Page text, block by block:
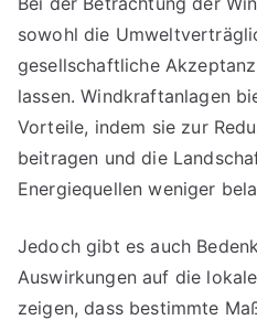
sowohl die
gesellschaftliche
lassen. Windkraftanlagen
Vorteile, indem sie zur
beitragen und die
Energiequellen weniger
Jedoch gibt es auch
Auswirkungen auf die
zeigen, dass bestimmte